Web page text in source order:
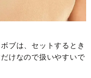
ブは、セットするとき
けなので扱いやすいで